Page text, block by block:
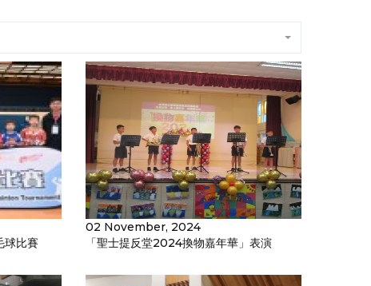
比賽
02 November, 2024
「聖士提反堂2024換物嘉年華」表演